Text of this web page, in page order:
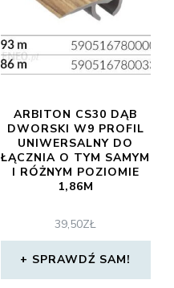
ARBITON CS30 DĄB
DWORSKI W9 PROFIL
UNIWERSALNY DO
ŁĄCZNIA O TYM SAMYM
I RÓŻNYM POZIOMIE
1,86M
39,50ZŁ
SPRAWDŹ SAM!